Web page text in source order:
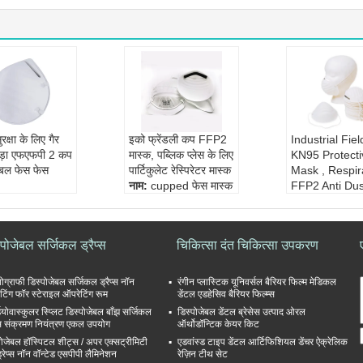
के लिए गैर
एफएफपी 2 कप
फेस फेस
इको फ्रेंडली कप FFP2
मास्क, पब्लिक प्लेस के लिए
पार्टिकुलेट रेस्पिरेटर मास्क
नाम: cupped फेस मास्क
Industrial
KN95
Mask ,
FFP2 Anti
सामग्री:
बिना
शैली:कान का लूप
सर्जिकल ड्रैप्स
डिस्पोजेबल सर्जिकल ड्रैप्स नॉन
फॉर स्टेराइल ऑपरेटिंग रूम
स्प्लिट डिस्पोजेबल बाँझ सर्जिकल
संक्रमण नियंत्रण एकल उपयोग
हॉस्पिटल शीट्स / अपर एक्सट्रीमिटी
नॉन वॉन्टेड एसपीपी लैमिनेशन
चिकित्सा दंत चिकित्सा उपकरण
रंगीन प्लास्टिक यूनिवर्सल बैरियर फिल्म मेडिकल
डेंटल एडहेसिव बैरियर फिल्म्स
डिस्पोजेबल डेंटल ब्रेसेस उत्पाद ओरल
ऑर्थोडॉन्टिक केयर किट
एडवांस्ड टाइप डेंटल आर्टिफिशियल डेंचर ऐक्रेलिक
रेज़िन टीथ सेट